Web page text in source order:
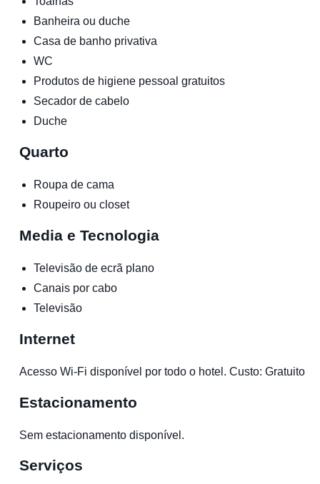
Banheira ou duche
Casa de banho privativa
WC
Produtos de higiene pessoal gratuitos
Secador de cabelo
Duche
Quarto
Roupa de cama
Roupeiro ou closet
Media e Tecnologia
Televisão de ecrã plano
Canais por cabo
Televisão
Internet
Acesso Wi-Fi disponível por todo o hotel. Custo: Gratuito
Estacionamento
Sem estacionamento disponível.
Serviços